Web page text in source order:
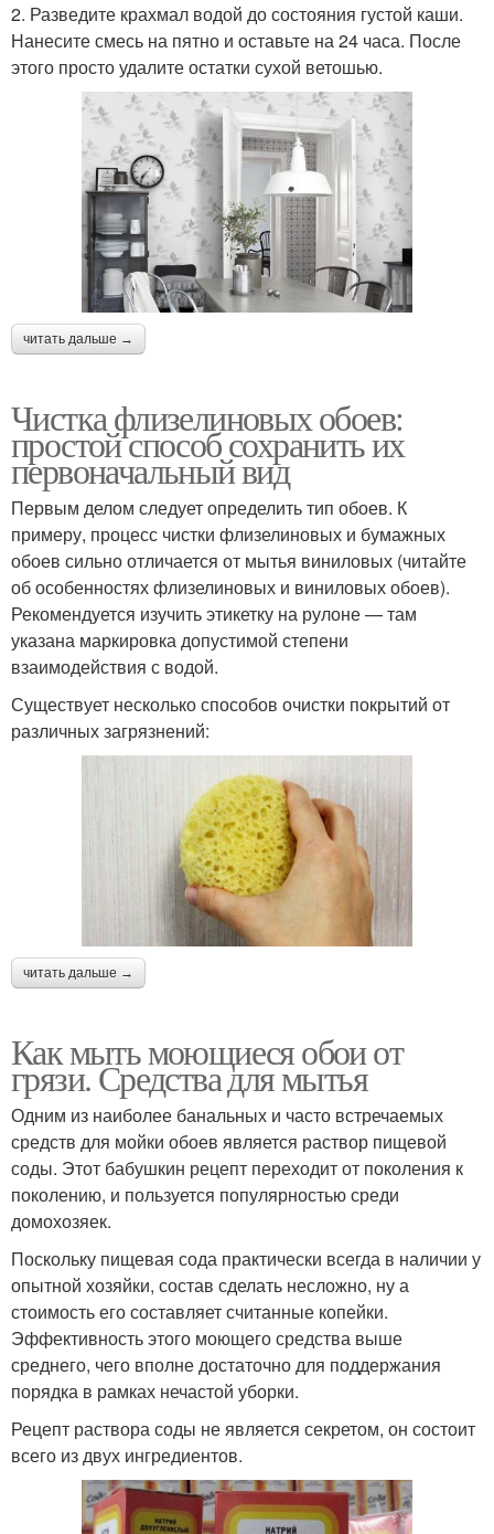
2. Разведите крахмал водой до состояния густой каши.
Нанесите смесь на пятно и оставьте на 24 часа. После
этого просто удалите остатки сухой ветошью.
читать дальше →
Чистка флизелиновых обоев:
простой способ сохранить их
первоначальный вид
Первым делом следует определить тип обоев. К
примеру, процесс чистки флизелиновых и бумажных
обоев сильно отличается от мытья виниловых (читайте
об особенностях флизелиновых и виниловых обоев).
Рекомендуется изучить этикетку на рулоне — там
указана маркировка допустимой степени
взаимодействия с водой.
Существует несколько способов очистки покрытий от
различных загрязнений:
читать дальше →
Как мыть моющиеся обои от
грязи. Средства для мытья
Одним из наиболее банальных и часто встречаемых
средств для мойки обоев является раствор пищевой
соды. Этот бабушкин рецепт переходит от поколения к
поколению, и пользуется популярностью среди
домохозяек.
Поскольку пищевая сода практически всегда в наличии у
опытной хозяйки, состав сделать несложно, ну а
стоимость его составляет считанные копейки.
Эффективность этого моющего средства выше
среднего, чего вполне достаточно для поддержания
порядка в рамках нечастой уборки.
Рецепт раствора соды не является секретом, он состоит
всего из двух ингредиентов.